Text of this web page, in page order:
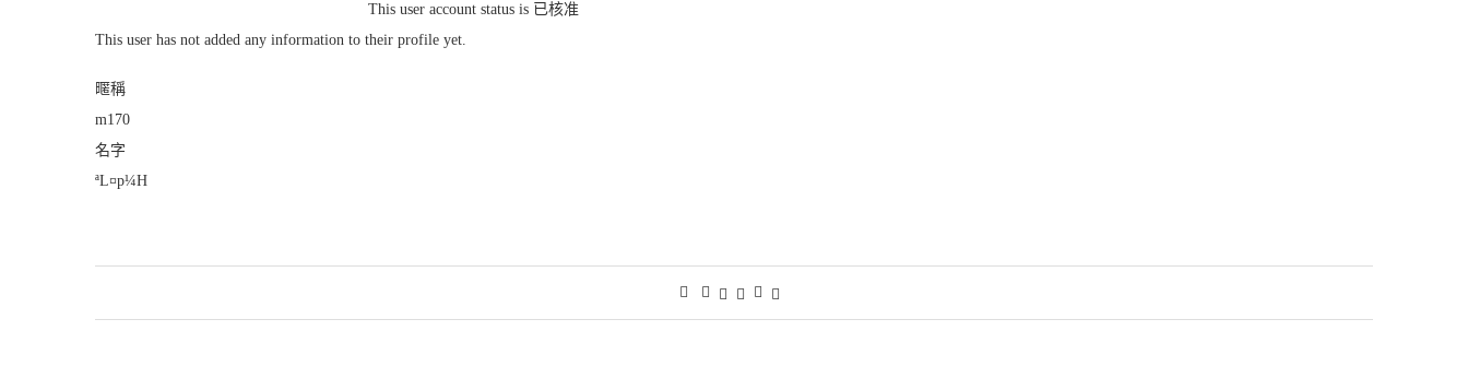
This user account status is 已核准
This user has not added any information to their profile yet.
暱稱
m170
名字
ªL¤p¼H